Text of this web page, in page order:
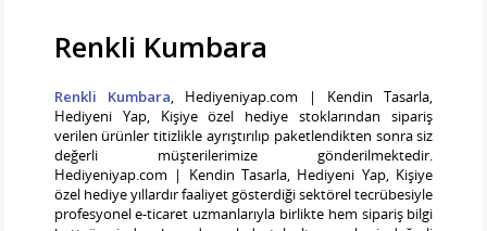
Renkli Kumbara
Renkli Kumbara, Hediyeniyap.com | Kendin Tasarla,
Hediyeni Yap, Kişiye özel hediye stoklarından sipariş
verilen ürünler titizlikle ayrıştırılıp paketlendikten sonra siz
değerli müşterilerimize gönderilmektedir.
Hediyeniyap.com | Kendin Tasarla, Hediyeni Yap, Kişiye
özel hediye yıllardır faaliyet gösterdiği sektörel tecrübesiyle
profesyonel e-ticaret uzmanlarıyla birlikte hem sipariş bilgi